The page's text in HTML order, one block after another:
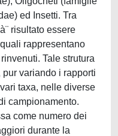
ed Insetti. Tra
risultato essere
rappresentano
Tale strutura
variando i rapporti
taxa, nelle diverse
campionamento.
come numero dei
durante la